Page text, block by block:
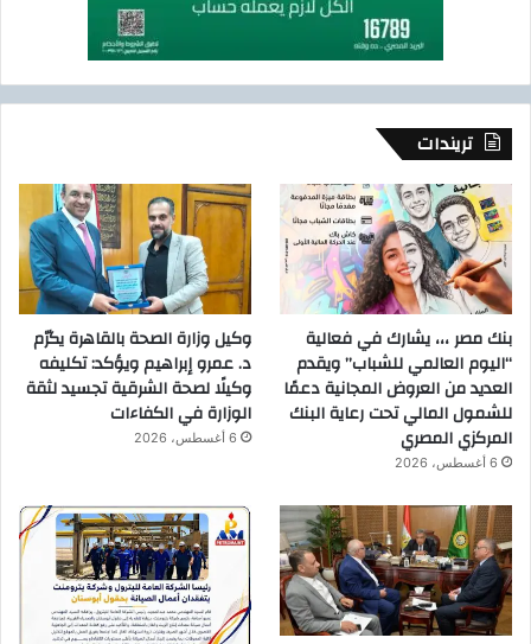
تريندات
بنك مصر ،،، يشارك في فعالية
“اليوم العالمي للشباب” ويقدم
العديد من العروض المجانية دعمًا
للشمول المالي تحت رعاية البنك
المركزي المصري
6 أغسطس، 2026
وكيل وزارة الصحة بالقاهرة يكرّم
د. عمرو إبراهيم ويؤكد: تكليفه
وكيلًا لصحة الشرقية تجسيد لثقة
الوزارة في الكفاءات
6 أغسطس، 2026